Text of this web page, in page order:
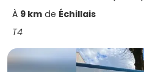
À 9 km de Échillais
T4